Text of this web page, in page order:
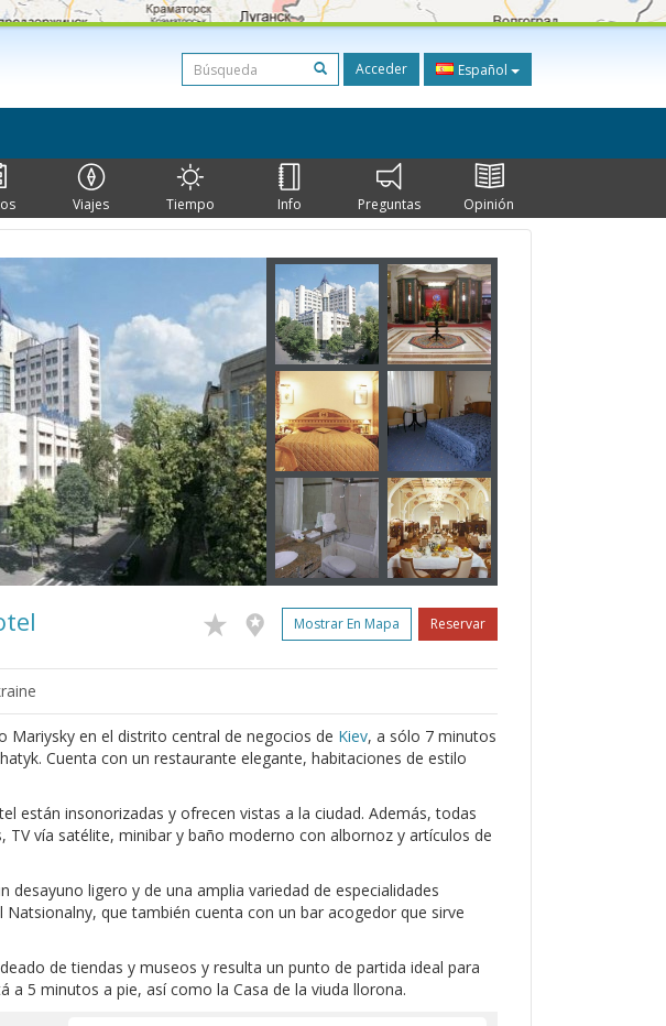
Acceder Español
Viajes Tiempo Info Preguntas Opinión
Mostrar En Mapa Reservar
Mariysky en el distrito central de negocios de Kiev, a sólo 7 minutos
Cuenta con un restaurante elegante, habitaciones de estilo
están insonorizadas y ofrecen vistas a la ciudad. Además, todas
TV vía satélite, minibar y baño moderno con albornoz y artículos de
desayuno ligero y de una amplia variedad de especialidades
que también cuenta con un bar acogedor que sirve
de tiendas y museos y resulta un punto de partida ideal para
a 5 minutos a pie, así como la Casa de la viuda llorona.